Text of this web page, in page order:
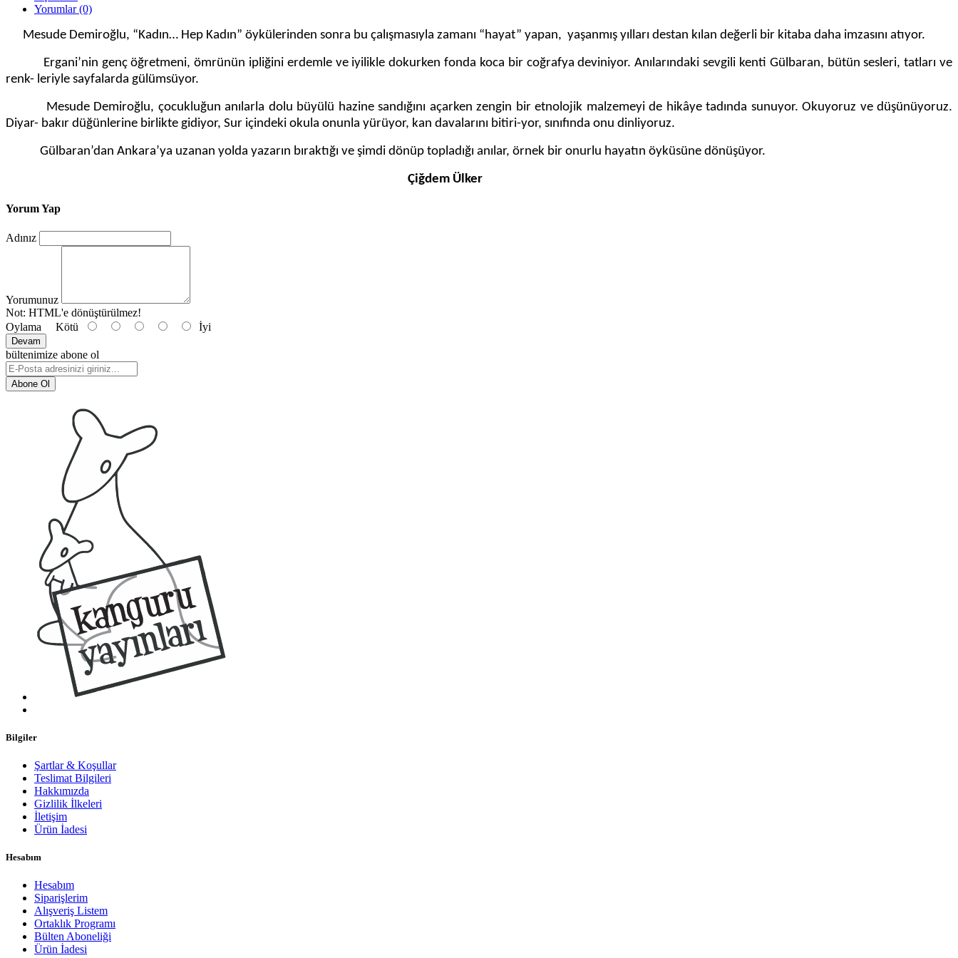
Yorumlar (0)
Mesude Demiroğlu, “Kadın… Hep Kadın” öykülerinden sonra bu çalışmasıyla zamanı “hayat” yapan, yaşanmış yılları destan kılan değerli bir kitaba daha imzasını atıyor.
Ergani’nin genç öğretmeni, ömrünün ipliğini erdemle ve iyilikle dokurken fonda koca bir coğrafya deviniyor. Anılarındaki sevgili kenti Gülbaran, bütün sesleri, tatları ve
renk- leriyle sayfalarda gülümsüyor.
Mesude Demiroğlu, çocukluğun anılarla dolu büyülü hazine sandığını açarken zengin bir etnolojik malzemeyi de hikâye tadında sunuyor. Okuyoruz ve düşünüyoruz.
Diyar- bakır düğünlerine birlikte gidiyor, Sur içindeki okula onunla yürüyor, kan davalarını bitiri-yor, sınıfında onu dinliyoruz.
Gülbaran’dan Ankara’ya uzanan yolda yazarın bıraktığı ve şimdi dönüp topladığı anılar, örnek bir onurlu hayatın öyküsüne dönüşüyor.
Çiğdem Ülker
Yorum Yap
Adınız
Yorumunuz
Not: HTML'e dönüştürülmez!
Oylama Kötü İyi
Devam
bültenimize abone ol
Abone Ol
Bilgiler
Şartlar & Koşullar
Teslimat Bilgileri
Hakkımızda
Gizlilik İlkeleri
İletişim
Ürün İadesi
Hesabım
Hesabım
Siparişlerim
Alışveriş Listem
Ortaklık Programı
Bülten Aboneliği
Ürün İadesi